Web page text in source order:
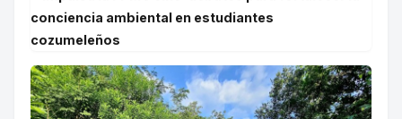
conciencia ambiental en estudiantes
cozumeleños